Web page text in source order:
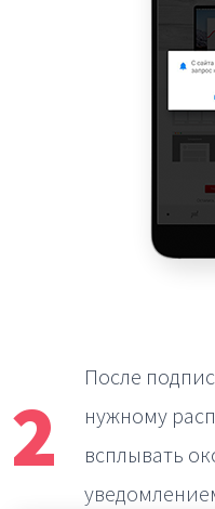
2
После
нужному
всплывать